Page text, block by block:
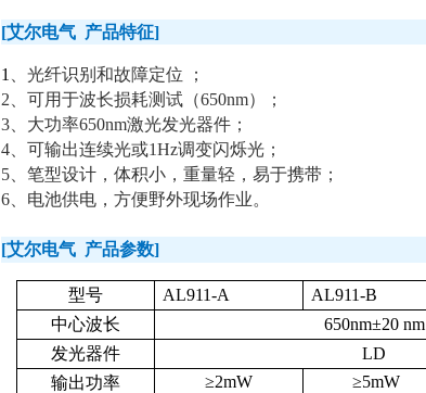
[艾尔电气 产品特征]
1 、光纤识别和故障定位
；
2 、可用于波长损耗测试（650nm）；
3 、大功率650nm激光发光器件；
4 、可输出连续光或1Hz调变闪烁光；
5 、笔型设计，体积小，重量轻，易于携带；
6 、电池供电，方便野外现场作业。
[艾尔电气 产品参数]
型号 AL911-A AL911-B
中心波长
650nm±20 nm
发光器件
LD
输出功率
≥2mW ≥5mW